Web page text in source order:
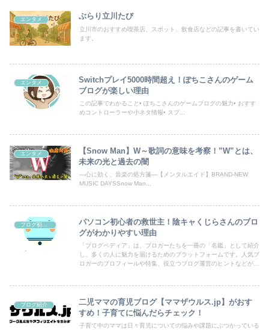
エンタメ ぶらり立川たび
立川市のおすすめ喫茶店、スポット、飲食店などの記事を書いてい
ます。
エンタメ
Switchプレイ5000時間超え！ぽちこさんのゲーム
ブログが楽しい理由
この記事でわかること• ぽちこさんのゲームブログの魅力• おすす
めコントローラーや小ネタ情報• スプ...
エンタメ
【Snow Man】W～歌詞の意味を考察！”W”とは、
未来の光と過去の闇
―心に効く、音楽の処方箋―【メンタルエイド】BRAND-NEW
MUSIC DAYSSnow Man...
ブログ初心者向け
パソコン初心者の救世主！陰キャくじらさんのブロ
グがわかりやすい理由
「ブログペディア」は、ブロガーたちを一冊の「名鑑」として紹介
し、多くの人に魅力を届けるためのプラットフォームです。人気ブ
ロガーのプロフィールや特集、役立つブログ運営のヒントなどが満
ブログ紹介
二児ママの育児ブログ【ママザウルス.jp】がおす
すめ！子育てに悩んだらチェック！
子育て中のママは日々育児についての悩みや課題にぶつかっている